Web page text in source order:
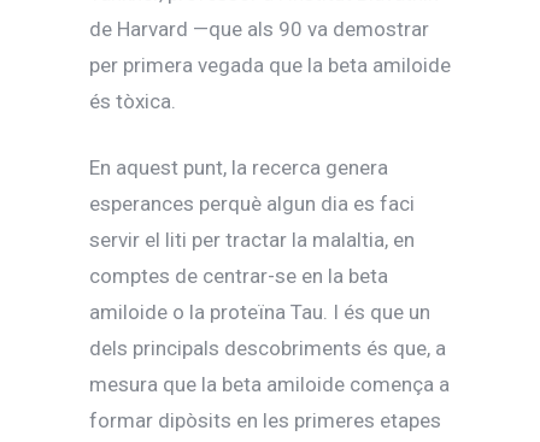
de Harvard —que als 90 va demostrar
per primera vegada que la beta amiloide
és tòxica.
En aquest punt, la recerca genera
esperances perquè algun dia es faci
servir el liti per tractar la malaltia, en
comptes de centrar-se en la beta
amiloide o la proteïna Tau. I és que un
dels principals descobriments és que, a
mesura que la beta amiloide comença a
formar dipòsits en les primeres etapes